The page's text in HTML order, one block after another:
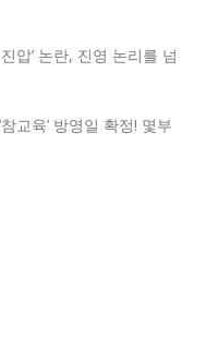
압’ 논란, 진영 논리를 넘
교육’ 방영일 확정! 몇부